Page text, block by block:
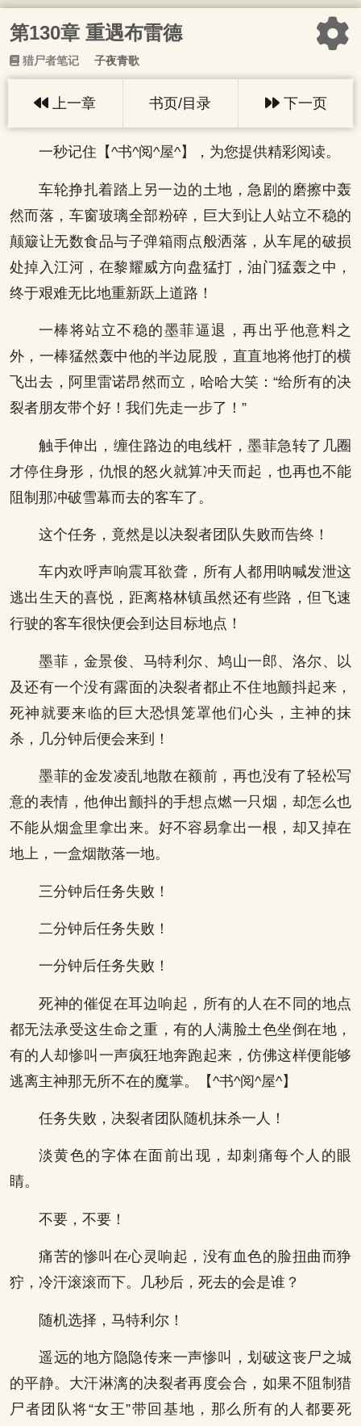
第130章 重遇布雷德
猎尸者笔记 子夜青歌
上一章 书页/目录 下一页
一秒记住【^书^阅^屋^】，为您提供精彩阅读。
车轮挣扎着踏上另一边的土地，急剧的磨擦中轰
然而落，车窗玻璃全部粉碎，巨大到让人站立不稳的
颠簸让无数食品与子弹箱雨点般洒落，从车尾的破损
处掉入江河，在黎耀威方向盘猛打，油门猛轰之中，
终于艰难无比地重新跃上道路！
一棒将站立不稳的墨菲逼退，再出乎他意料之
外，一棒猛然轰中他的半边屁股，直直地将他打的横
飞出去，阿里雷诺昂然而立，哈哈大笑：“给所有的决
裂者朋友带个好！我们先走一步了！”
触手伸出，缠住路边的电线杆，墨菲急转了几圈
才停住身形，仇恨的怒火就算冲天而起，也再也不能
阻制那冲破雪幕而去的客车了。
这个任务，竟然是以决裂者团队失败而告终！
车内欢呼声响震耳欲聋，所有人都用呐喊发泄这
逃出生天的喜悦，距离格林镇虽然还有些路，但飞速
行驶的客车很快便会到达目标地点！
墨菲，金景俊、马特利尔、鸠山一郎、洛尔、以
及还有一个没有露面的决裂者都止不住地颤抖起来，
死神就要来临的巨大恐惧笼罩他们心头，主神的抹
杀，几分钟后便会来到！
墨菲的金发凌乱地散在额前，再也没有了轻松写
意的表情，他伸出颤抖的手想点燃一只烟，却怎么也
不能从烟盒里拿出来。好不容易拿出一根，却又掉在
地上，一盒烟散落一地。
三分钟后任务失败！
二分钟后任务失败！
一分钟后任务失败！
死神的催促在耳边响起，所有的人在不同的地点
都无法承受这生命之重，有的人满脸土色坐倒在地，
有的人却惨叫一声疯狂地奔跑起来，仿佛这样便能够
逃离主神那无所不在的魔掌。【^书^阅^屋^】
任务失败，决裂者团队随机抹杀一人！
淡黄色的字体在面前出现，却刺痛每个人的眼
睛。
不要，不要！
痛苦的惨叫在心灵响起，没有血色的脸扭曲而狰
狞，冷汗滚滚而下。几秒后，死去的会是谁？
随机选择，马特利尔！
遥远的地方隐隐传来一声惨叫，划破这丧尸之城
的平静。大汗淋漓的决裂者再度会合，如果不阻制猎
尸者团队将“女王”带回基地，那么所有的人都要死